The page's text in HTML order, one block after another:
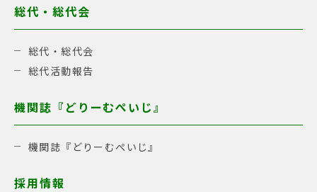
総代・総代会
総代・総代会
総代活動報告
機関誌『どりーむぺいじ』
機関誌『どりーむぺいじ』
採用情報